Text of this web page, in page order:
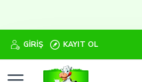
GIRIŞ KAYIT OL